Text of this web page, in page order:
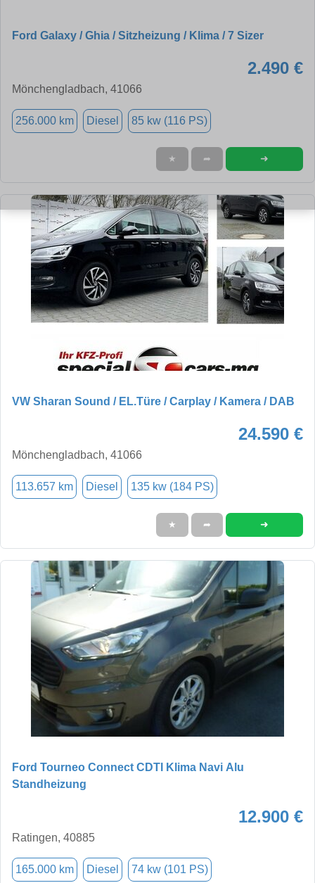
Ford Galaxy / Ghia / Sitzheizung / Klima / 7 Sizer
2.490 €
Mönchengladbach, 41066
256.000 km Diesel 85 kw (116 PS)
★ ➦ ➜
VW Sharan Sound / EL.Türe / Carplay / Kamera / DAB
24.590 €
Mönchengladbach, 41066
113.657 km Diesel 135 kw (184 PS)
★ ➦ ➜
Ford Tourneo Connect CDTI Klima Navi Alu
Standheizung
12.900 €
Ratingen, 40885
165.000 km Diesel 74 kw (101 PS)